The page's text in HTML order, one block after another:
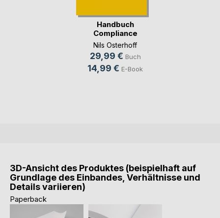
Handbuch
Compliance
Nils Osterhoff
29,99 € Buch
14,99 € E-Book
3D-Ansicht des Produktes (beispielhaft auf
Grundlage des Einbandes, Verhältnisse und
Details variieren)
Paperback